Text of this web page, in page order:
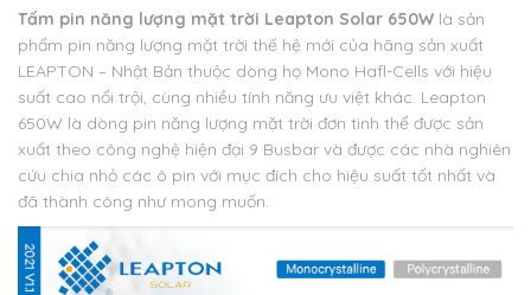
Tấm pin năng lượng mặt trời Leapton Solar 650W là sản
phẩm pin năng lượng mặt trời thế hệ mới của hãng sản xuất
LEAPTON – Nhật Bản thuộc dòng họ Mono Hafl-Cells với hiệu
suất cao nổi trội, cùng nhiều tính năng ưu việt khác. Leapton
650W là dòng pin năng lượng mặt trời đơn tinh thể được sản
xuất theo công nghệ hiện đại 9 Busbar và được các nhà nghiên
cứu chia nhỏ các ô pin với mục đích cho hiệu suất tốt nhất và
đã thành công như mong muốn.